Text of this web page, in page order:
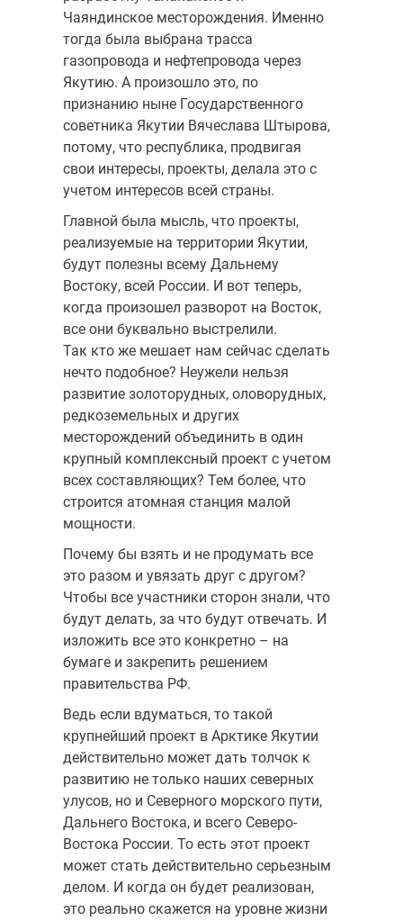
Чаяндинское месторождения. Именно
тогда была выбрана трасса
газопровода и нефтепровода через
Якутию. А произошло это, по
признанию ныне Государственного
советника Якутии Вячеслава Штырова,
потому, что республика, продвигая
свои интересы, проекты, делала это с
учетом интересов всей страны.
Главной была мысль, что проекты,
реализуемые на территории Якутии,
будут полезны всему Дальнему
Востоку, всей России. И вот теперь,
когда произошел разворот на Восток,
все они буквально выстрелили.
Так кто же мешает нам сейчас сделать
нечто подобное? Неужели нельзя
развитие золоторудных, оловорудных,
редкоземельных и других
месторождений объединить в один
крупный комплексный проект с учетом
всех составляющих? Тем более, что
строится атомная станция малой
мощности.
Почему бы взять и не продумать все
это разом и увязать друг с другом?
Чтобы все участники сторон знали, что
будут делать, за что будут отвечать. И
изложить все это конкретно – на
бумаге и закрепить решением
правительства РФ.
Ведь если вдуматься, то такой
крупнейший проект в Арктике Якутии
действительно может дать толчок к
развитию не только наших северных
улусов, но и Северного морского пути,
Дальнего Востока, и всего Северо-
Востока России. То есть этот проект
может стать действительно серьезным
делом. И когда он будет реализован,
это реально скажется на уровне жизни